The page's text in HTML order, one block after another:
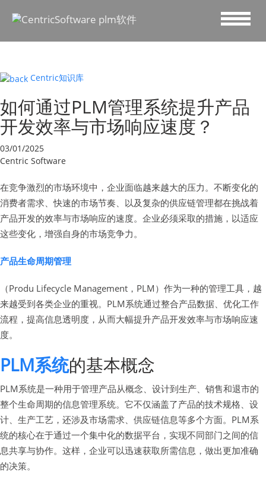
Centric知识库
如何通过PLM管理系统提升产品
开发效率与市场响应速度？
03/01/2025
Centric Software
在竞争激烈的市场环境中，企业面临越来越大的压力。不断变化的
消费者需求、快速的市场节奏、以及复杂的供应链管理都在挑战着
产品开发的效率与市场响应的速度。企业必须采取的措施，以适应
这些变化，增强自身的市场竞争力。
产品生命周期管理
（Produ Lifecycle Management，PLM）作为一种的管理工具，越
来越受到各类企业的重视。PLM系统通过整合产品数据、优化工作
流程，提高信息透明度，从而大幅提升产品开发效率与市场响应速
度。
PLM系统的基本概念
PLM系统是一种用于管理产品从概念、设计到生产、销售和退市的
整个生命周期的信息管理系统。它不仅涵盖了产品的技术规格、设
计、生产工艺，还涉及市场需求、供应链信息等多个方面。PLM系
统的核心在于通过一个集中化的数据平台，实现不同部门之间的信
息共享与协作。这样，企业可以迅速获取所需信息，做出更加准确
的决策。